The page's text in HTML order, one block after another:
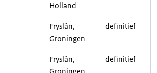
Holland
Fryslân,
Groningen
definitief
Fryslân,
definitief